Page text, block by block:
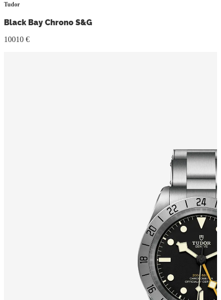
Tudor
Black Bay Chrono S&G
10010 €